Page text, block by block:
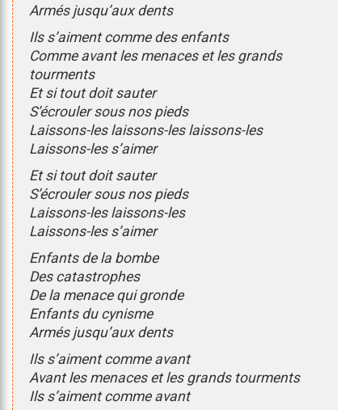
Armés jusqu’aux dents
Ils s’aiment comme des enfants
Comme avant les menaces et les grands
tourments
Et si tout doit sauter
S’écrouler sous nos pieds
Laissons-les laissons-les laissons-les
Laissons-les s’aimer
Et si tout doit sauter
S’écrouler sous nos pieds
Laissons-les laissons-les
Laissons-les s’aimer
Enfants de la bombe
Des catastrophes
De la menace qui gronde
Enfants du cynisme
Armés jusqu’aux dents
Ils s’aiment comme avant
Avant les menaces et les grands tourments
Ils s’aiment comme avant